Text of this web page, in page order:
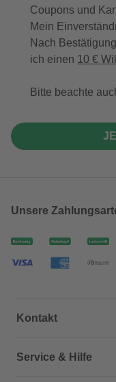
Coupons und
Mein
Nach
ich einen 10 €
Bitte beachte
Unsere
Kontakt
Dein Kontakt zu uns
Service & Hilfe